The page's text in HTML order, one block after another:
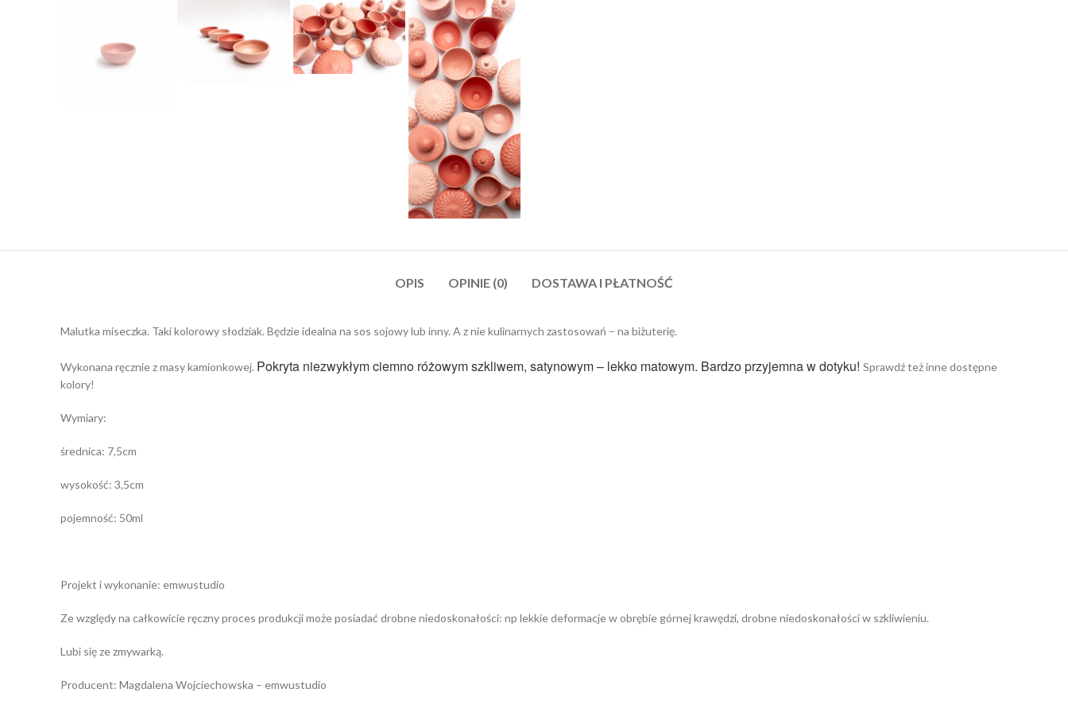
OPIS OPINIE (0) DOSTAWA I PŁATNOŚĆ
Malutka miseczka. Taki kolorowy słodziak. Będzie idealna na sos sojowy lub inny. A z nie kulinarnych zastosowań – na biżuterię.
Wykonana ręcznie z masy kamionkowej. Pokryta niezwykłym ciemno różowym szkliwem, satynowym – lekko matowym. Bardzo przyjemna w dotyku! Sprawdź też inne dostępne
kolory!
Wymiary:
średnica: 7,5cm
wysokość: 3,5cm
pojemność: 50ml
Projekt i wykonanie: emwustudio
Ze względy na całkowicie ręczny proces produkcji może posiadać drobne niedoskonałości: np lekkie deformacje w obrębie górnej krawędzi, drobne niedoskonałości w szkliwieniu.
Lubi się ze zmywarką.
Producent: Magdalena Wojciechowska – emwustudio